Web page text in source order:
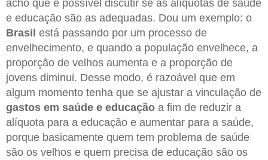
acho que é possível discutir se as alíquotas de saúde
e educação são as adequadas. Dou um exemplo: o
Brasil está passando por um processo de
envelhecimento, e quando a população envelhece, a
proporção de velhos aumenta e a proporção de
jovens diminui. Desse modo, é razoável que em
algum momento tenha que se ajustar a vinculação de
gastos em saúde e educação a fim de reduzir a
alíquota para a educação e aumentar para a saúde,
porque basicamente quem tem problema de saúde
são os velhos e quem precisa de educação são os